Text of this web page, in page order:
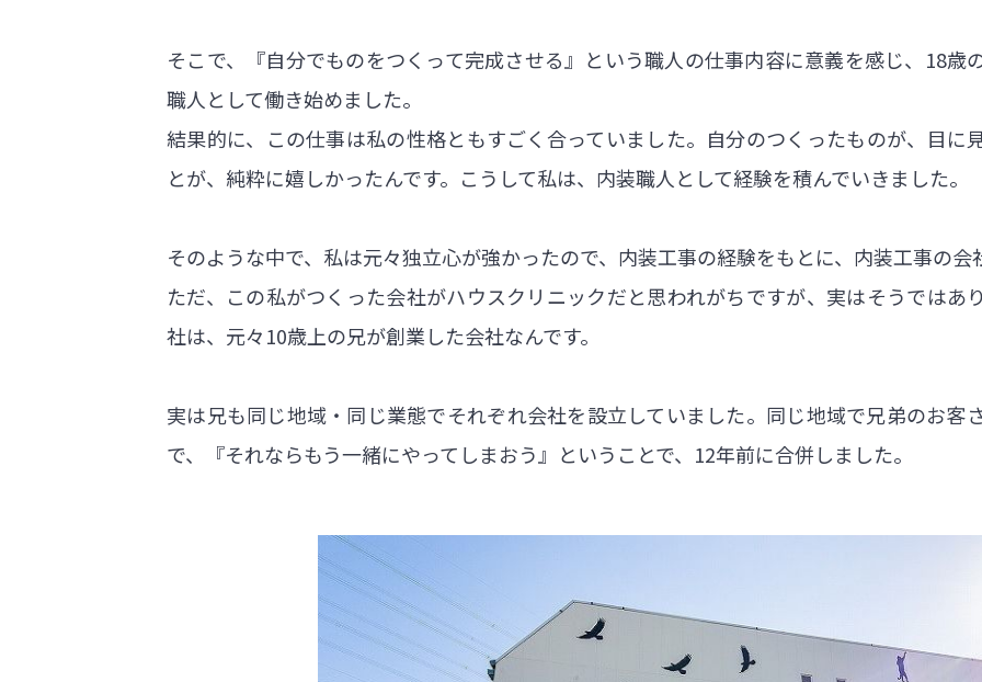
そこで、『自分でものをつくって完成させる』という職人の仕事内容に意義を感じ、18歳
職人として働き始めました。
結果的に、この仕事は私の性格ともすごく合っていました。自分のつくったものが、目に
とが、純粋に嬉しかったんです。こうして私は、内装職人として経験を積んでいきました。
そのような中で、私は元々独立心が強かったので、内装工事の経験をもとに、内装工事の会
ただ、この私がつくった会社がハウスクリニックだと思われがちですが、実はそうではあ
社は、元々10歳上の兄が創業した会社なんです。
実は兄も同じ地域・同じ業態でそれぞれ会社を設立していました。同じ地域で兄弟のお客
で、『それならもう一緒にやってしまおう』ということで、12年前に合併しました。